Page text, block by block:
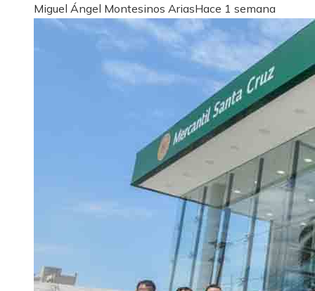
Miguel Ángel Montesinos AriasHace 1 semana